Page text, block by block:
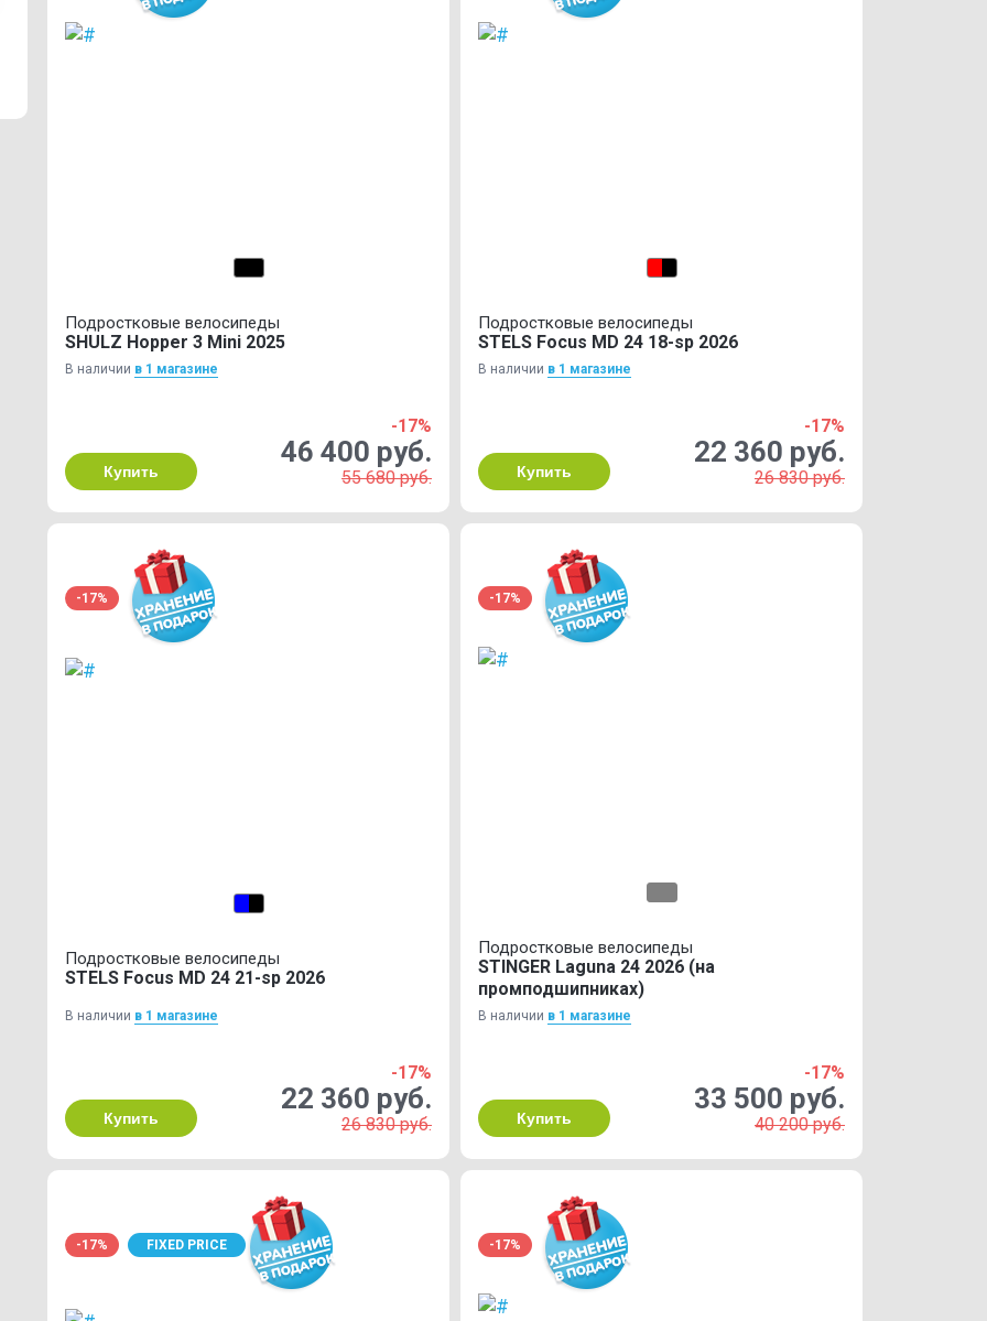
Подростковые велосипеды
SHULZ Hopper 3 Mini 2025
В наличии в 1 магазинe
Купить
-17%
46 400 руб.
55 680 руб.
Подростковые велосипеды
STELS Focus MD 24 18-sp 2026
В наличии в 1 магазинe
Купить
-17%
22 360 руб.
26 830 руб.
-17%
Подростковые велосипеды
STELS Focus MD 24 21-sp 2026
В наличии в 1 магазинe
Купить
-17%
22 360 руб.
26 830 руб.
-17%
Подростковые велосипеды
STINGER Laguna 24 2026 (на
промподшипниках)
В наличии в 1 магазинe
Купить
-17%
33 500 руб.
40 200 руб.
-17% FIXED PRICE -17%